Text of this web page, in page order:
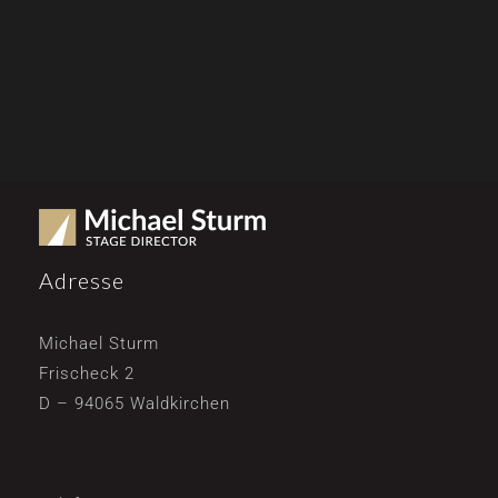
Adresse
Michael Sturm
Frischeck 2
D – 94065 Waldkirchen